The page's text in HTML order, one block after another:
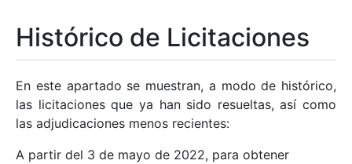
Mostrar/Ocultar
Mostrar/Ocultar
Histórico de Licitaciones
En este apartado se muestran, a modo de histórico,
las licitaciones que ya han sido resueltas, así como
las adjudicaciones menos recientes:
A partir del 3 de mayo de 2022, para obtener